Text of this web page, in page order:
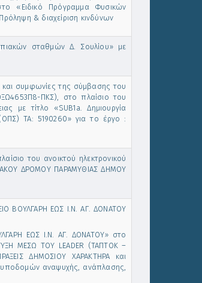
«Ειδικό Πρόγραμμα Φυσικών
& διαχείριση κινδύνων
σταθμών Δ. Σουλίου» με
συμφωνίες της σύμβασης του
ΠΚΣ), στο πλαίσιο του
με τίτλο «SUB1a. Δημιουργία
ΤΑ: 5190260» για το έργο :
του ανοικτού ηλεκτρονικού
ΔΡΟΜΟΥ ΠΑΡΑΜΥΘΙΑΣ ΔΗΜΟΥ
ΒΟΥΛΓΑΡΗ ΕΩΣ Ι.Ν. ΑΓ. ΔΟΝΑΤΟΥ
ΕΩΣ Ι.Ν. ΑΓ. ΔΟΝΑΤΟΥ» στο
ΜΕΣΩ ΤΟΥ LEADER (ΤΑΠΤΟΚ –
ΔΗΜΟΣΙΟΥ ΧΑΡΑΚΤΗΡΑ και
υποδομών αναψυχής, ανάπλασης,